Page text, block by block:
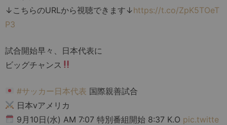
↓こちらのURLから視聴できます↓https://t.co/ZpK5TOeT
P3
試合開始早々、日本代表に
ビッグチャンス
#サッカー日本代表 国際親善試合
日本vアメリカ
9月10日(水) AM 7:07 特別番組開始 8:37 K.O pic.twitte